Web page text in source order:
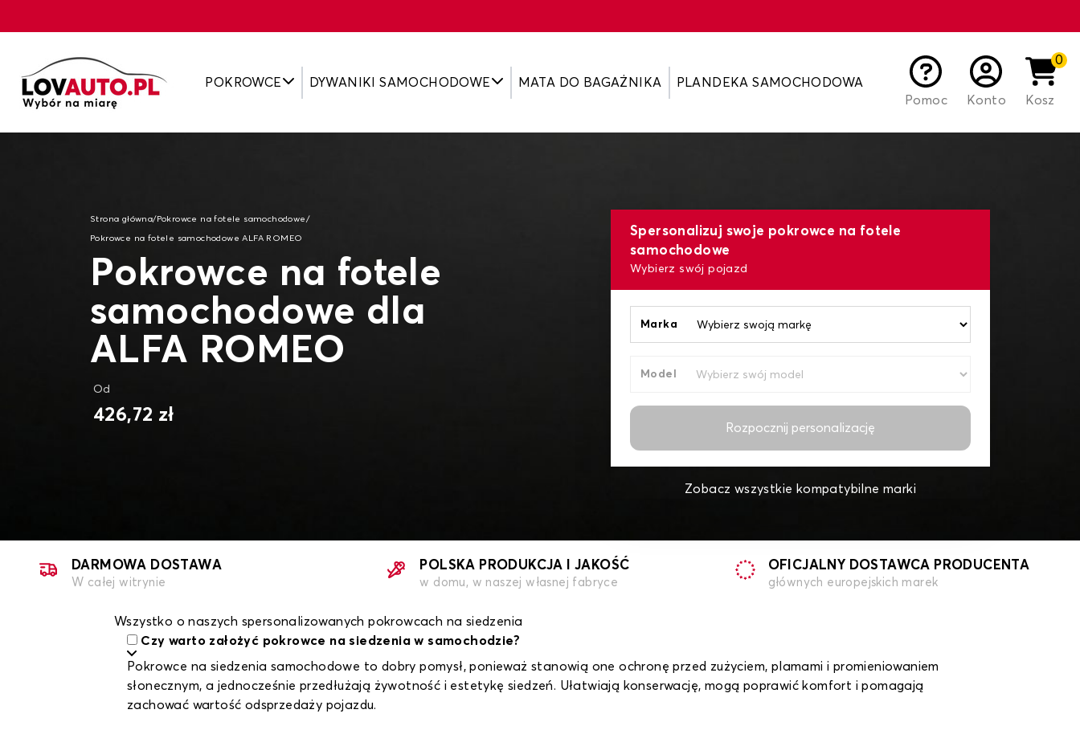
POKROWCE DYWANIKI SAMOCHODOWE MATA DO BAGAŻNIKA
PLANDEKA SAMOCHODOWA
Pomoc
Konto
0
Kosz
Strona główna/ Pokrowce na fotele samochodowe /
Pokrowce na fotele samochodowe ALFA ROMEO
Pokrowce na fotele
samochodowe dla
ALFA ROMEO
Od
426,72 zł
Spersonalizuj swoje pokrowce na fotele
samochodowe
Wybierz swój pojazd
Marka
Model
Rozpocznij personalizację
Zobacz wszystkie kompatybilne marki
DARMOWA DOSTAWA
W całej witrynie
POLSKA PRODUKCJA I JAKOŚĆ
w domu, w naszej własnej fabryce
OFICJALNY DOSTAWCA PRODUCENTA
głównych europejskich marek
Wszystko o naszych spersonalizowanych pokrowcach na siedzenia
Czy warto założyć pokrowce na siedzenia w samochodzie?
Pokrowce na siedzenia samochodowe to dobry pomysł, ponieważ stanowią one ochronę przed zużyciem, plamami i promieniowaniem
słonecznym, a jednocześnie przedłużają żywotność i estetykę siedzeń. Ułatwiają konserwację, mogą poprawić komfort i pomagają
zachować wartość odsprzedaży pojazdu.